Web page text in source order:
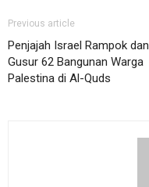
Previous article
Penjajah Israel Rampok dan
Gusur 62 Bangunan Warga
Palestina di Al-Quds